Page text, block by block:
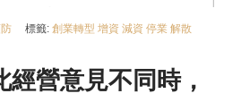
標籤: 創業轉型 增資 減資 停業 解散
營意見不同時，